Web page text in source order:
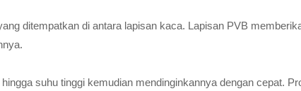
ditempatkan di antara lapisan kaca. Lapisan PVB
suhu tinggi kemudian mendinginkannya dengan cepat.